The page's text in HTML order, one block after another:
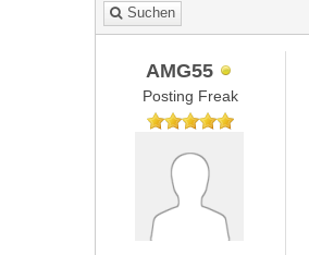
Suchen
AMG55
Posting Freak